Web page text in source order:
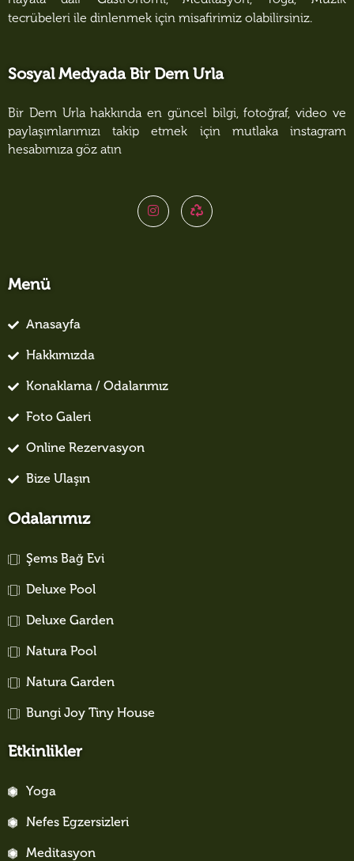
tecrübeleri ile dinlenmek için misafirimiz olabilirsiniz.
Sosyal Medyada Bir Dem Urla
Bir Dem Urla hakkında en güncel bilgi, fotoğraf, video ve
paylaşımlarımızı takip etmek için mutlaka instagram
hesabımıza göz atın
Menü
Anasayfa
Hakkımızda
Konaklama / Odalarımız
Foto Galeri
Online Rezervasyon
Bize Ulaşın
Odalarımız
Şems Bağ Evi
Deluxe Pool
Deluxe Garden
Natura Pool
Natura Garden
Bungi Joy Tiny House
Etkinlikler
Yoga
Nefes Egzersizleri
Meditasyon